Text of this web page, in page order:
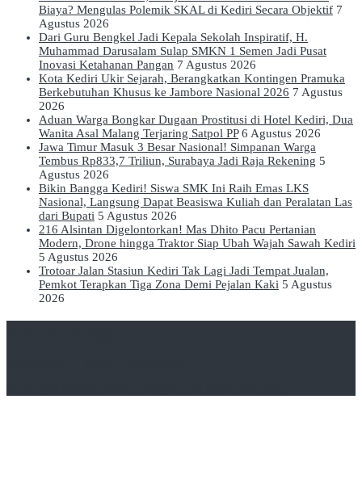
Biaya? Mengulas Polemik SKAL di Kediri Secara Objektif 7
Agustus 2026
Dari Guru Bengkel Jadi Kepala Sekolah Inspiratif, H.
Muhammad Darusalam Sulap SMKN 1 Semen Jadi Pusat
Inovasi Ketahanan Pangan 7 Agustus 2026
Kota Kediri Ukir Sejarah, Berangkatkan Kontingen Pramuka
Berkebutuhan Khusus ke Jambore Nasional 2026 7 Agustus
2026
Aduan Warga Bongkar Dugaan Prostitusi di Hotel Kediri, Dua
Wanita Asal Malang Terjaring Satpol PP 6 Agustus 2026
Jawa Timur Masuk 3 Besar Nasional! Simpanan Warga
Tembus Rp833,7 Triliun, Surabaya Jadi Raja Rekening 5
Agustus 2026
Bikin Bangga Kediri! Siswa SMK Ini Raih Emas LKS
Nasional, Langsung Dapat Beasiswa Kuliah dan Peralatan Las
dari Bupati 5 Agustus 2026
216 Alsintan Digelontorkan! Mas Dhito Pacu Pertanian
Modern, Drone hingga Traktor Siap Ubah Wajah Sawah Kediri
5 Agustus 2026
Trotoar Jalan Stasiun Kediri Tak Lagi Jadi Tempat Jualan,
Pemkot Terapkan Tiga Zona Demi Pejalan Kaki 5 Agustus
2026